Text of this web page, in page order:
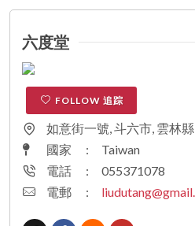
六度堂
FOLLOW 追踪
如意街一號, 斗六市, 雲林
國家
:
Taiwan
電話
:
055371078
電郵
: